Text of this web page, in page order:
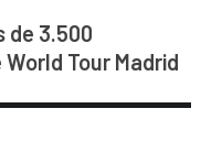
de 3.500
Tour Madrid